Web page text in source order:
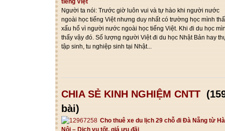
tiếng Việt
Người ta nói: Trước giờ luôn vui và tự hào khi người nước
ngoài học tiếng Việt nhưng duy nhất có trường học mình
xấu hổ vì người nước ngoài học tiếng Việt. Khi đi du học
thấy vậy đó. Số lượng người Việt đi du học Nhật Bản hay
tập sinh, tu nghiệp sinh tại Nhật...
CHIA SẺ KINH NGHIỆM CNTT
bài)
Cho thuê xe du lịch 29 chỗ đi Đà Nẵng từ Hà
Nội – Dịch vụ tốt, giá ưu đãi